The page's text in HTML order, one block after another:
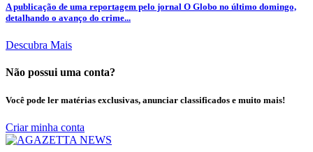
A publicação de uma reportagem pelo jornal O Globo no último domingo,
detalhando o avanço do crime...
Descubra Mais
Não possui uma conta?
Você pode ler matérias exclusivas, anunciar classificados e muito mais!
Criar minha conta